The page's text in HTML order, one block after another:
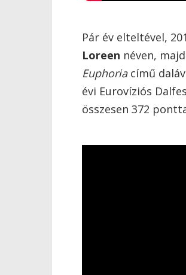
Pár év elteltével,
Loreen néven,
Euphoriacímű
évi Eurovíziós
összesen 372